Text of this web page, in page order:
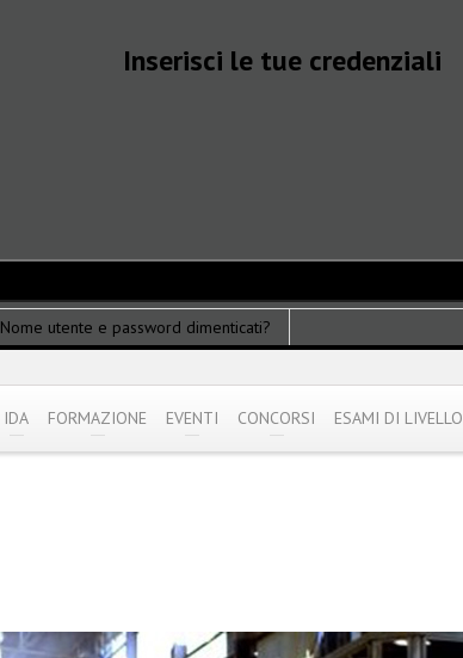
Inserisci le tue credenziali
Nome utente e password dimenticati?
IDA FORMAZIONE EVENTI CONCORSI ESAMI DI LIVELLO